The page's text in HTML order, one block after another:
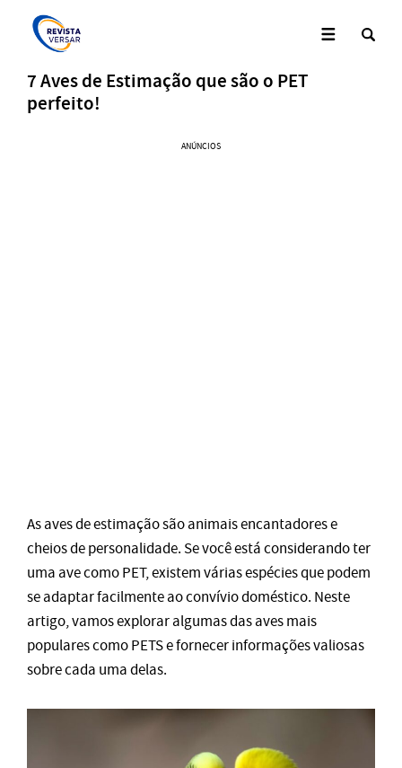
7 Aves de Estimação que são o PET
perfeito!
ANÚNCIOS
As aves de estimação são animais encantadores e
cheios de personalidade. Se você está considerando ter
uma ave como PET, existem várias espécies que podem
se adaptar facilmente ao convívio doméstico. Neste
artigo, vamos explorar algumas das aves mais
populares como PETS e fornecer informações valiosas
sobre cada uma delas.